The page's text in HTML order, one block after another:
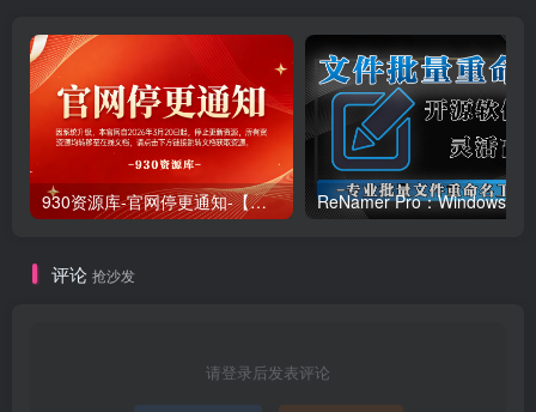
930资源库-官网停更通知-【换在线文档更新-每日更新】
评论 抢沙发
请登录后发表评论